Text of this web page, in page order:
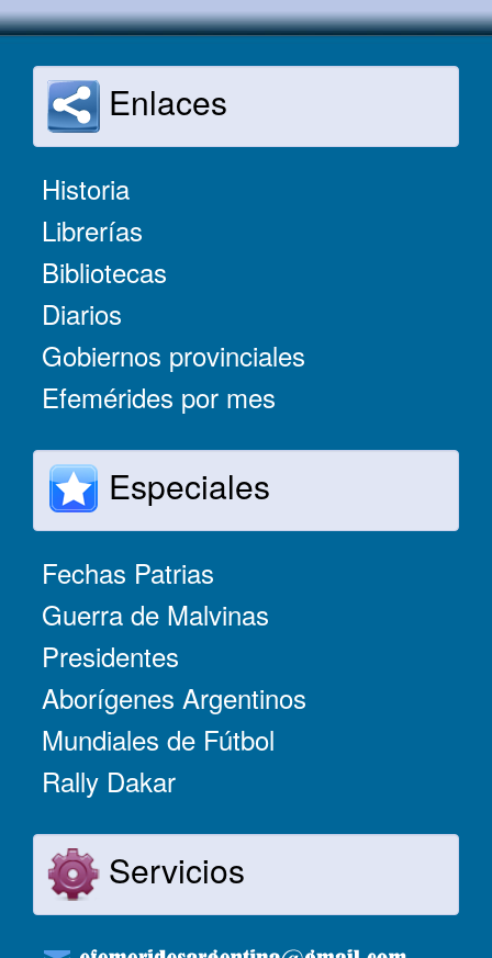
Enlaces
Historia
Librerías
Bibliotecas
Diarios
Gobiernos provinciales
Efemérides por mes
Especiales
Fechas Patrias
Guerra de Malvinas
Presidentes
Aborígenes Argentinos
Mundiales de Fútbol
Rally Dakar
Servicios